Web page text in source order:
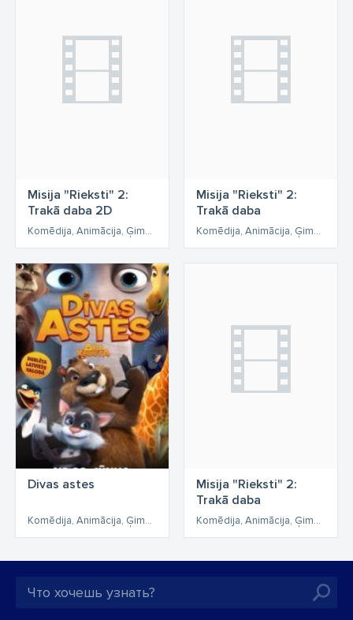
Misija "Rieksti" 2:
Trakā daba 2D
Komēdija, Animācija, Ģimenes, Piedzīvojumu
Misija "Rieksti" 2:
Trakā daba
Komēdija, Animācija, Ģimenes, Piedzīvojumu
Divas astes
Komēdija, Animācija, Ģimenes, Piedzīvojumu
Misija "Rieksti" 2:
Trakā daba
Komēdija, Animācija, Ģimenes, Piedzīvojumu